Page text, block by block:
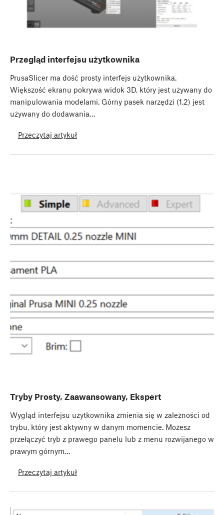
Przegląd interfejsu użytkownika
PrusaSlicer ma dość prosty interfejs użytkownika.
Większość ekranu pokrywa widok 3D, który jest używany do
manipulowania modelami. Górny pasek narzędzi (1,2) jest
używany do dodawania…
Przeczytaj artykuł
Tryby Prosty, Zaawansowany, Ekspert
Wygląd interfejsu użytkownika zmienia się w zależności od
trybu, który jest aktywny w danym momencie. Możesz
przełączyć tryb z prawego panelu lub z menu rozwijanego w
prawym górnym…
Przeczytaj artykuł